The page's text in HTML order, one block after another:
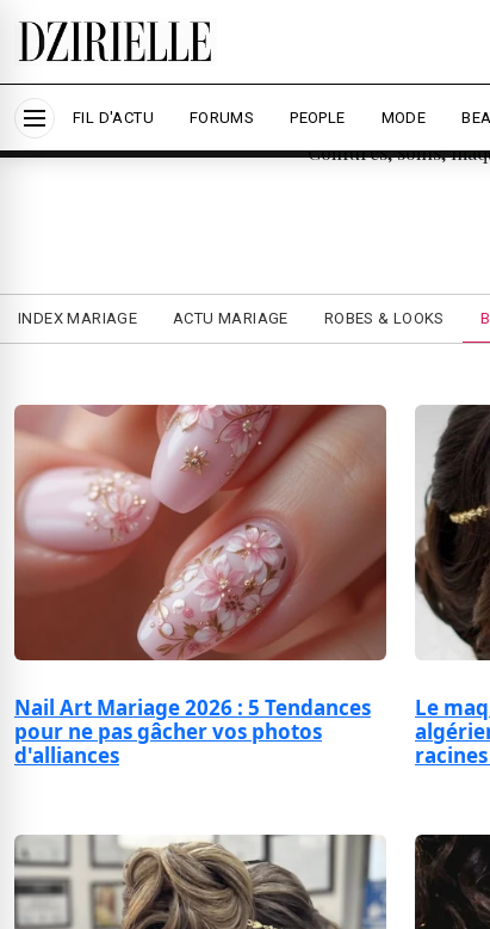
Nous utilisons des cookies pour améliorer
Accepter tout
FIL D'ACTU FORUMS PEOPLE MODE
Coiffures, soins,
INDEX MARIAGE ACTU MARIAGE ROBES & LOOKS
Nail Art Mariage 2026 : 5 Tendances
pour ne pas gâcher vos photos
d'alliances
Le